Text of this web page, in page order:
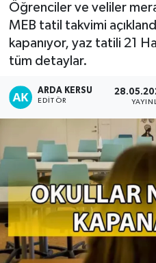
Öğrenciler ve veliler
MEB tatil takvimi
kapanıyor, yaz tatili 21
tüm detaylar.
ARDA KERSU
EDITÖR